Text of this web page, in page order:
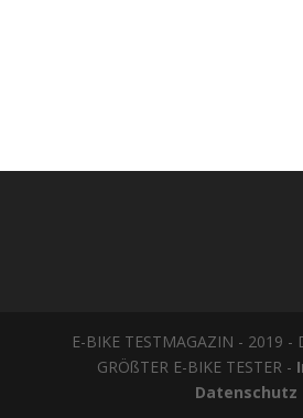
E-BIKE TESTMAGAZIN - 2019 -
GRÖßTER E-BIKE TESTER -
Datenschutz